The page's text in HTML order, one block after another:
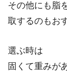
その他にも脂
取するのもお
選ぶ時は
固くて重みが